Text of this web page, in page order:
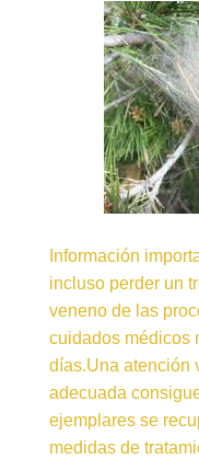
Información
incluso perder un
veneno de las
cuidados médicos
días.Una atención
adecuada
ejemplares se
medidas de